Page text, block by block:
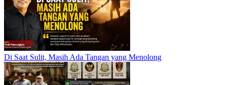
Di Saat Sulit, Masih Ada Tangan yang Menolong